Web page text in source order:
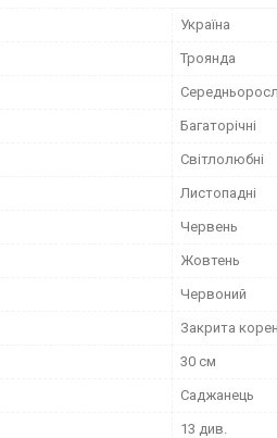
Україна
Троянда
Багаторічні
Світлолюбні
Листопадні
Червень
Жовтень
Червоний
Закрита
30 см
Саджанець
13 див.